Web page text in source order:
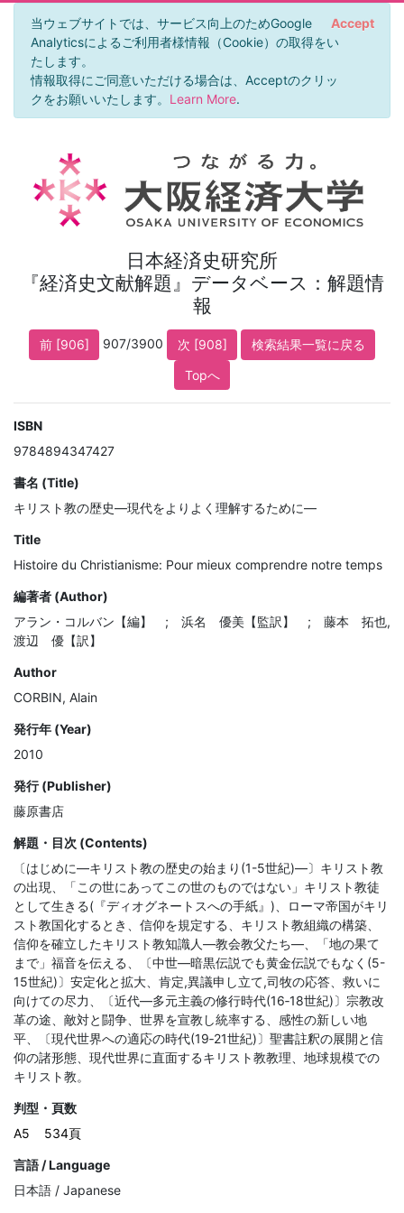
当ウェブサイトでは、サービス向上のためGoogle
Analyticsによるご利用者様情報（Cookie）の取得をい
たします。
情報取得にご同意いただける場合は、Acceptのクリッ
クをお願いいたします。 Learn More.
Accept
日本経済史研究所
『経済史文献解題』データベース：解題情
報
前 [906] 907/3900 次 [908]
検索結果一覧に戻る
Topへ
ISBN
9784894347427
書名 (Title)
キリスト教の歴史―現代をよりよく理解するために―
Title
Histoire du Christianisme: Pour mieux comprendre notre temps
編著者 (Author)
アラン・コルバン【編】 ; 浜名 優美【監訳】 ; 藤本 拓也,
渡辺 優【訳】
Author
CORBIN, Alain
発行年 (Year)
2010
発行 (Publisher)
藤原書店
解題・目次 (Contents)
〔はじめに―キリスト教の歴史の始まり(1-5世紀)―〕キリスト教
の出現、「この世にあってこの世のものではない」キリスト教徒
として生きる(『ディオグネートスへの手紙』)、ローマ帝国がキリ
スト教国化するとき、信仰を規定する、キリスト教組織の構築、
信仰を確立したキリスト教知識人―教会教父たち―、「地の果て
まで」福音を伝える、〔中世―暗黒伝説でも黄金伝説でもなく(5-
15世紀)〕安定化と拡大、肯定,異議申し立て,司牧の応答、救いに
向けての尽力、〔近代―多元主義の修行時代(16‐18世紀)〕宗教改
革の途、敵対と闘争、世界を宣教し統率する、感性の新しい地
平、〔現代世界への適応の時代(19‐21世紀)〕聖書註釈の展開と信
仰の諸形態、現代世界に直面するキリスト教教理、地球規模での
キリスト教。
判型・頁数
A5
534頁
言語 / Language
日本語 / Japanese